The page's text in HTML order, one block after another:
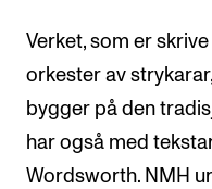
Verket, som er
orkester av
bygger på den
har også med
Wordsworth. NMH